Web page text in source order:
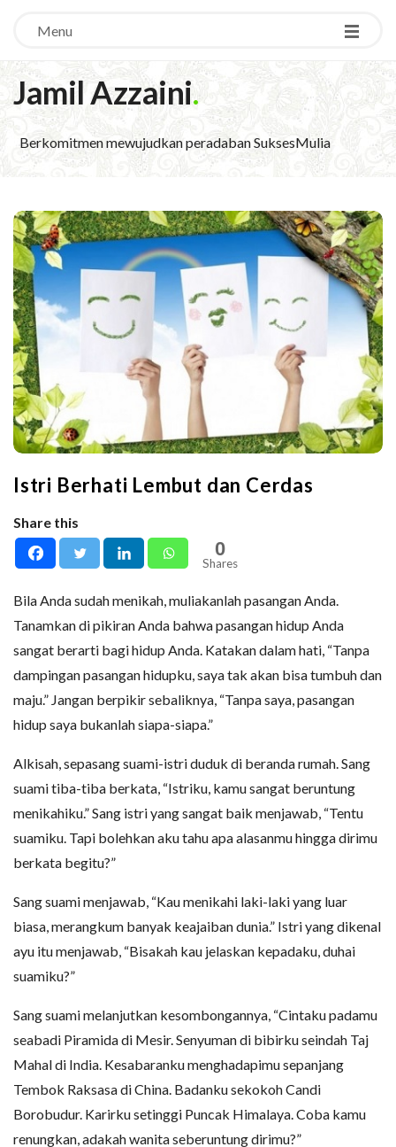
Menu
Jamil Azzaini.
Berkomitmen mewujudkan peradaban SuksesMulia
Istri Berhati Lembut dan Cerdas
Share this
0
Shares
Bila Anda sudah menikah, muliakanlah pasangan Anda.
Tanamkan di pikiran Anda bahwa pasangan hidup Anda
sangat berarti bagi hidup Anda. Katakan dalam hati, “Tanpa
dampingan pasangan hidupku, saya tak akan bisa tumbuh dan
maju.” Jangan berpikir sebaliknya, “Tanpa saya, pasangan
hidup saya bukanlah siapa-siapa.”
Alkisah, sepasang suami-istri duduk di beranda rumah. Sang
suami tiba-tiba berkata, “Istriku, kamu sangat beruntung
menikahiku.” Sang istri yang sangat baik menjawab, “Tentu
suamiku. Tapi bolehkan aku tahu apa alasanmu hingga dirimu
berkata begitu?”
Sang suami menjawab, “Kau menikahi laki-laki yang luar
biasa, merangkum banyak keajaiban dunia.” Istri yang dikenal
ayu itu menjawab, “Bisakah kau jelaskan kepadaku, duhai
suamiku?”
Sang suami melanjutkan kesombongannya, “Cintaku padamu
seabadi Piramida di Mesir. Senyuman di bibirku seindah Taj
Mahal di India. Kesabaranku menghadapimu sepanjang
Tembok Raksasa di China. Badanku sekokoh Candi
Borobudur. Karirku setinggi Puncak Himalaya. Coba kamu
renungkan, adakah wanita seberuntung dirimu?”